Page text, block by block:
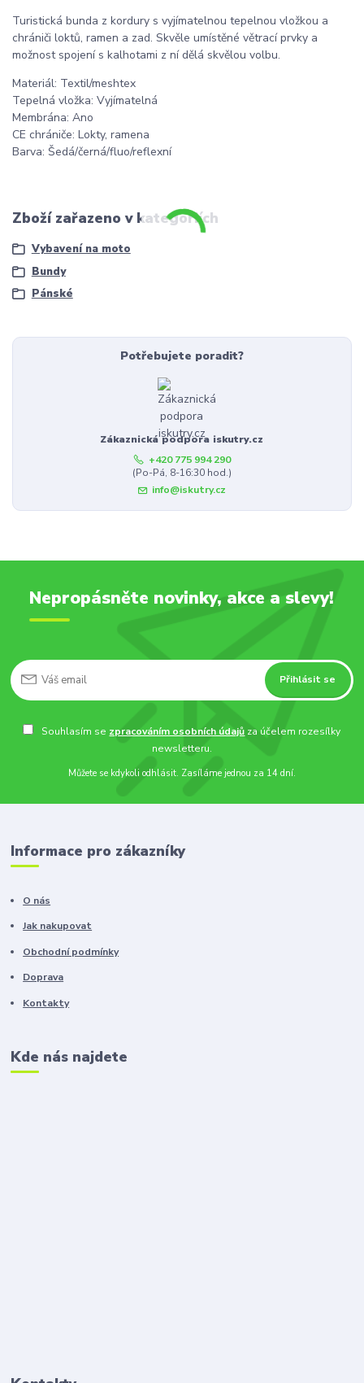
Turistická bunda z kordury s vyjímatelnou tepelnou vložkou a
chrániči loktů, ramen a zad. Skvěle umístěné větrací prvky a
možnost spojení s kalhotami z ní dělá skvělou volbu.
Materiál: Textil/meshtex
Tepelná vložka: Vyjímatelná
Membrána: Ano
CE chrániče: Lokty, ramena
Barva: Šedá/černá/fluo/reflexní
Zboží zařazeno v kategoriích
Vybavení na moto
Bundy
Pánské
Potřebujete poradit?
Zákaznická podpora iskutry.cz
+420 775 994 290
(Po-Pá, 8-16:30 hod.)
info@iskutry.cz
Nepropásněte novinky, akce a slevy!
Přihlásit se
Souhlasím se zpracováním osobních údajů za účelem rozesílky
newsletteru.
Můžete se kdykoli odhlásit. Zasíláme jednou za 14 dní.
Informace pro zákazníky
O nás
Jak nakupovat
Obchodní podmínky
Doprava
Kontakty
Kde nás najdete